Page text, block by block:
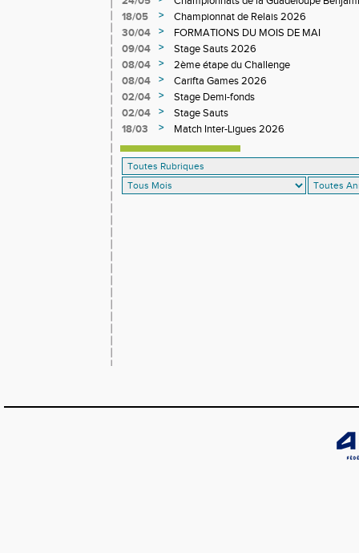
18/05
>
Championnat de Relais 2026
30/04
>
FORMATIONS DU MOIS DE MAI
09/04
>
Stage Sauts 2026
08/04
>
2ème étape du Challenge
08/04
>
Carifta Games 2026
02/04
>
Stage Demi-fonds
02/04
>
Stage Sauts
18/03
> Match Inter-Ligues 2026